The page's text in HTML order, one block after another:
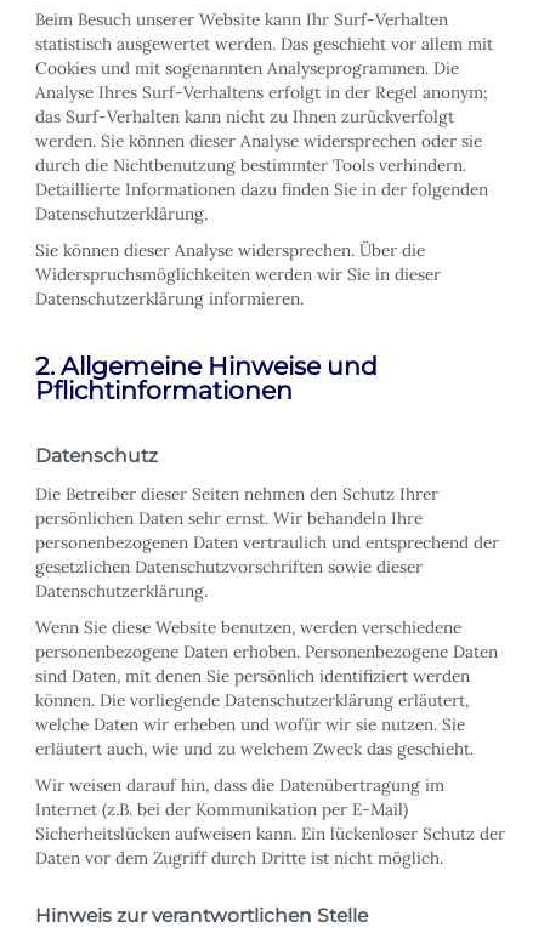
Beim Besuch unserer Website kann Ihr Surf-Verhalten
statistisch ausgewertet werden. Das geschieht vor allem mit
Cookies und mit sogenannten Analyseprogrammen. Die
Analyse Ihres Surf-Verhaltens erfolgt in der Regel anonym;
das Surf-Verhalten kann nicht zu Ihnen zurückverfolgt
werden. Sie können dieser Analyse widersprechen oder sie
durch die Nichtbenutzung bestimmter Tools verhindern.
Detaillierte Informationen dazu finden Sie in der folgenden
Datenschutzerklärung.
Sie können dieser Analyse widersprechen. Über die
Widerspruchsmöglichkeiten werden wir Sie in dieser
Datenschutzerklärung informieren.
2. Allgemeine Hinweise und
Pflichtinformationen
Datenschutz
Die Betreiber dieser Seiten nehmen den Schutz Ihrer
persönlichen Daten sehr ernst. Wir behandeln Ihre
personenbezogenen Daten vertraulich und entsprechend der
gesetzlichen Datenschutzvorschriften sowie dieser
Datenschutzerklärung.
Wenn Sie diese Website benutzen, werden verschiedene
personenbezogene Daten erhoben. Personenbezogene Daten
sind Daten, mit denen Sie persönlich identifiziert werden
können. Die vorliegende Datenschutzerklärung erläutert,
welche Daten wir erheben und wofür wir sie nutzen. Sie
erläutert auch, wie und zu welchem Zweck das geschieht.
Wir weisen darauf hin, dass die Datenübertragung im
Internet (z.B. bei der Kommunikation per E-Mail)
Sicherheitslücken aufweisen kann. Ein lückenloser Schutz der
Daten vor dem Zugriff durch Dritte ist nicht möglich.
Hinweis zur verantwortlichen Stelle